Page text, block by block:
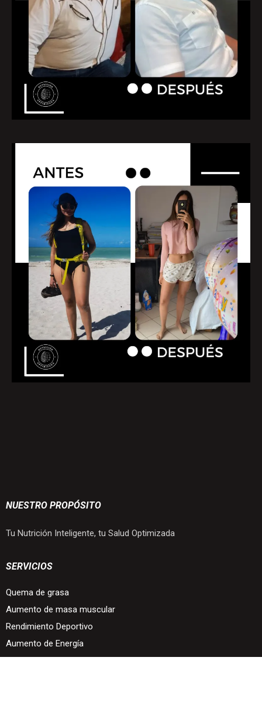
NUESTRO PROPÓSITO
Tu Nutrición Inteligente, tu Salud Optimizada
SERVICIOS
Quema de grasa
Aumento de masa muscular
Rendimiento Deportivo
Aumento de Energía